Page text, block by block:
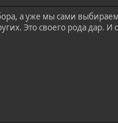
а уже мы сами
Это своего рода дар.